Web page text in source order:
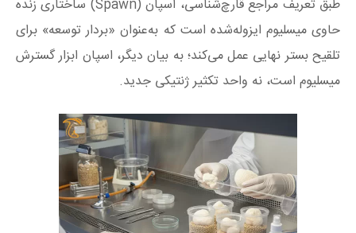
طبق تعریف مراجع قارچ‌شناسی، اسپان (Spawn) ساختاری زنده
حاوی میسلیوم ایزوله‌شده است که به‌عنوان «بردار توسعه» برای
تلقیح بستر نهایی عمل می‌کند؛ به بیان دیگر، اسپان ابزار گسترش
میسلیوم است، نه واحد تکثیر ژنتیکی جدید.